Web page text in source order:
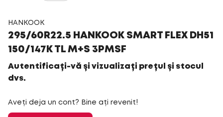
HANKOOK
295/60R22.5 HANKOOK SMART FLEX DH51
150/147K TL M+S 3PMSF
Autentificați-vă și vizualizați prețul și stocul
dvs.
Aveți deja un cont? Bine ați revenit!